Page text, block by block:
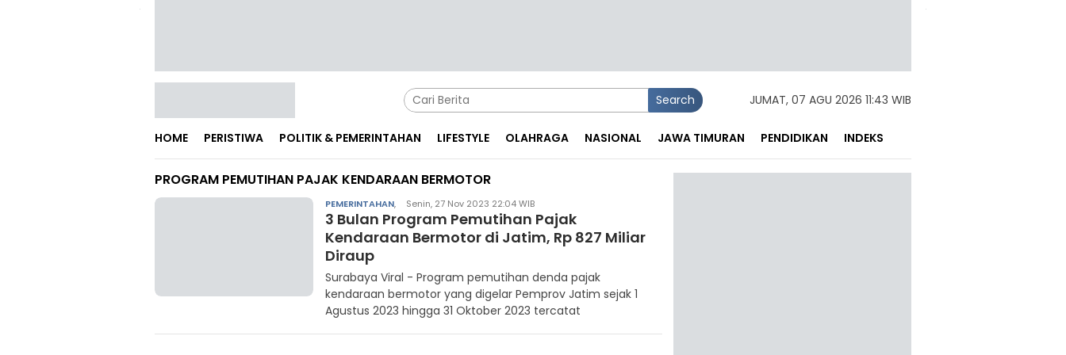
Search JUMAT, 07 AGU 2026 11:43 WIB
HOME PERISTIWA POLITIK & PEMERINTAHAN LIFESTYLE OLAHRAGA NASIONAL JAWA TIMURAN PENDIDIKAN INDEKS
PROGRAM PEMUTIHAN PAJAK KENDARAAN BERMOTOR
PEMERINTAHAN, Senin, 27 Nov 2023 22:04 WIB
3 Bulan Program Pemutihan Pajak
Kendaraan Bermotor di Jatim, Rp 827 Miliar
Diraup
Surabaya Viral - Program pemutihan denda pajak
kendaraan bermotor yang digelar Pemprov Jatim sejak 1
Agustus 2023 hingga 31 Oktober 2023 tercatat